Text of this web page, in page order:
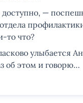
—
то что?
улыбается
об этом и говорю…